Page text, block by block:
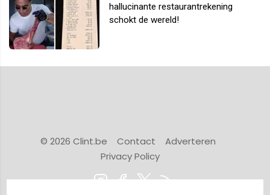
hallucinante restaurantrekening
schokt de wereld!
© 2026 Clint.be Contact
Adverteren
Privacy Policy